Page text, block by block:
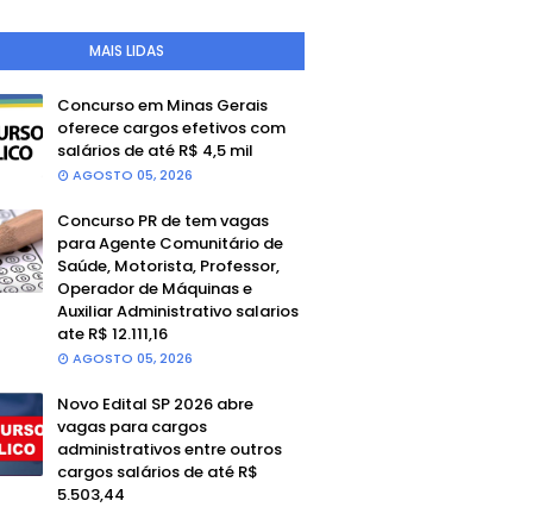
MAIS LIDAS
Concurso em Minas Gerais
oferece cargos efetivos com
salários de até R$ 4,5 mil
AGOSTO 05, 2026
Concurso PR de tem vagas
para Agente Comunitário de
Saúde, Motorista, Professor,
Operador de Máquinas e
Auxiliar Administrativo salarios
ate R$ 12.111,16
AGOSTO 05, 2026
Novo Edital SP 2026 abre
vagas para cargos
administrativos entre outros
cargos salários de até R$
5.503,44